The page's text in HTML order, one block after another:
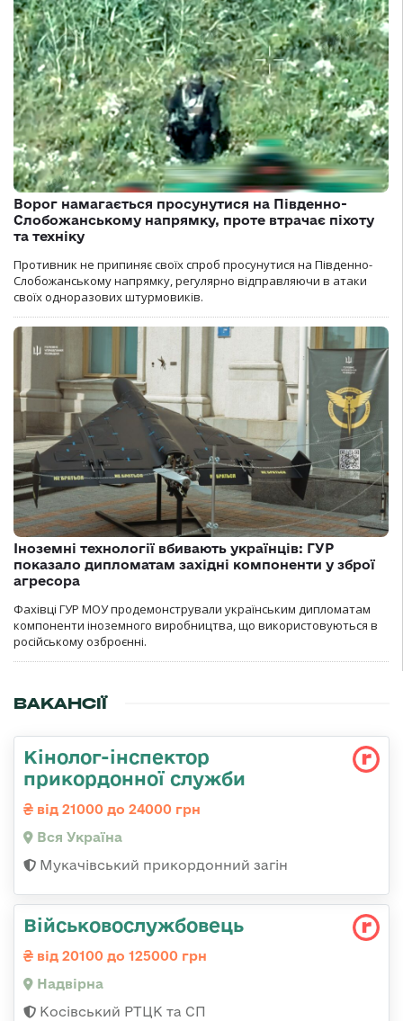
Ворог намагається просунутися на Південно-
Слобожанському напрямку, проте втрачає піхоту
та техніку
Противник не припиняє своїх спроб просунутися на Південно-
Слобожанському напрямку, регулярно відправляючи в атаки
своїх одноразових штурмовиків.
Іноземні технології вбивають українців: ГУР
показало дипломатам західні компоненти у зброї
агресора
Фахівці ГУР МОУ продемонстрували українським дипломатам
компоненти іноземного виробництва, що використовуються в
російському озброєнні.
ВАКАНСІЇ
Кінолог-інспектор
прикордонної служби
від 21000 до 24000 грн
Вся Україна
Мукачівський прикордонний загін
Військовослужбовець
від 20100 до 125000 грн
Надвірна
Косівський РТЦК та СП